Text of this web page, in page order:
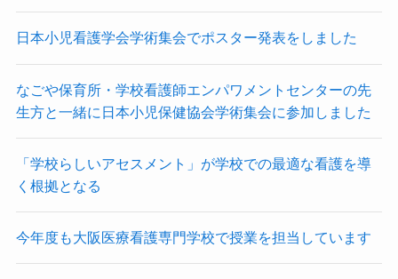
日本小児看護学会学術集会でポスター発表をしました
なごや保育所・学校看護師エンパワメントセンターの先
生方と一緒に日本小児保健協会学術集会に参加しました
「学校らしいアセスメント」が学校での最適な看護を導
く根拠となる
今年度も大阪医療看護専門学校で授業を担当しています